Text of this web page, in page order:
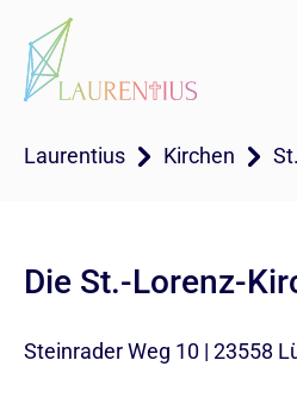
Laurentius Kirchen
Die St.-Lorenz-
Steinrader Weg 10 | 23558